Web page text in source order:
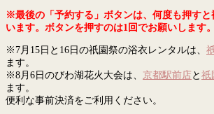
※最後の「予約する」ボタンは、何度も押すと
います。ボタンを押すのは1回でお願いします。
※7月15日と16日の祇園祭の浴衣レンタルは、
ます。
※8月6日のびわ湖花火大会は、 京都駅前店 と 祇
ます。
便利な事前決済をご利用ください。